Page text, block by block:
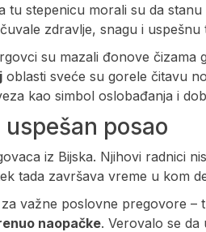
tu stepenicu morali su da
zdravlje, snagu i uspešnu
su mazali đonove čizama
oblasti sveće su gorele čitavu
kao simbol oslobađanja i
posao
iz Bijska. Njihovi radnici
tada završava vreme u kom
važne poslovne pregovore
naopačke. Verovalo se da